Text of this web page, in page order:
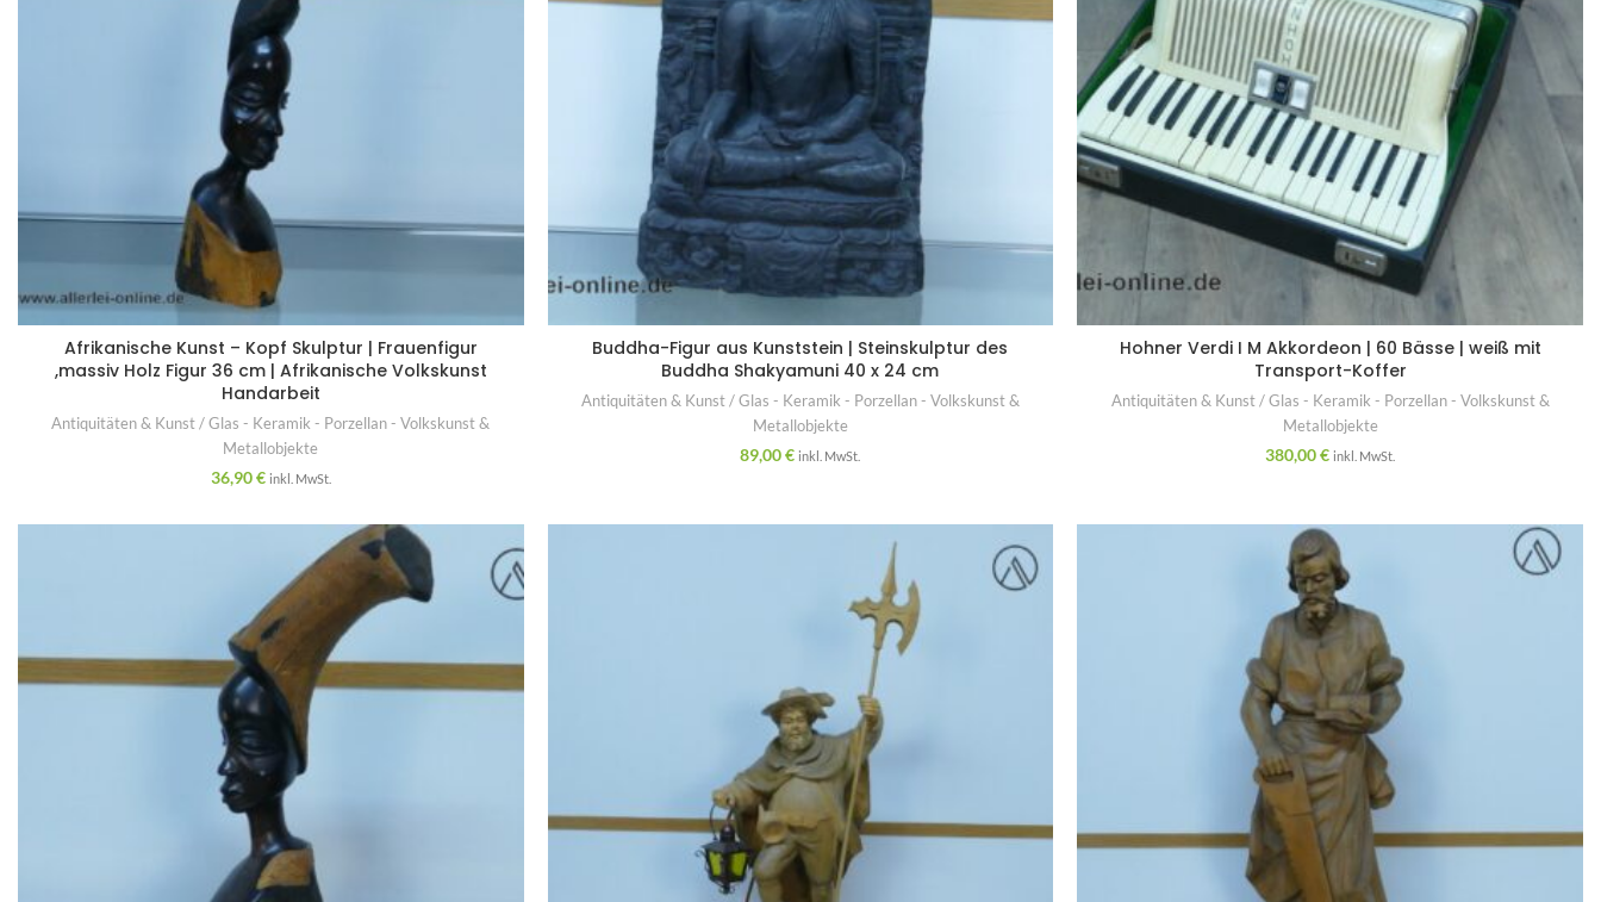
Afrikanische Kunst – Kopf Skulptur | Frauenfigur
,massiv Holz Figur 36 cm | Afrikanische Volkskunst
Handarbeit
Antiquitäten & Kunst / Glas - Keramik - Porzellan - Volkskunst &
Metallobjekte
36,90€ inkl. MwSt.
Buddha-Figur aus Kunststein | Steinskulptur des
Buddha Shakyamuni 40 x 24 cm
Antiquitäten & Kunst / Glas - Keramik - Porzellan - Volkskunst &
Metallobjekte
89,00€ inkl. MwSt.
Hohner Verdi I M Akkordeon | 60 Bässe | weiß mit
Transport-Koffer
Antiquitäten & Kunst / Glas - Keramik - Porzellan - Volkskunst &
Metallobjekte
380,00€ inkl. MwSt.